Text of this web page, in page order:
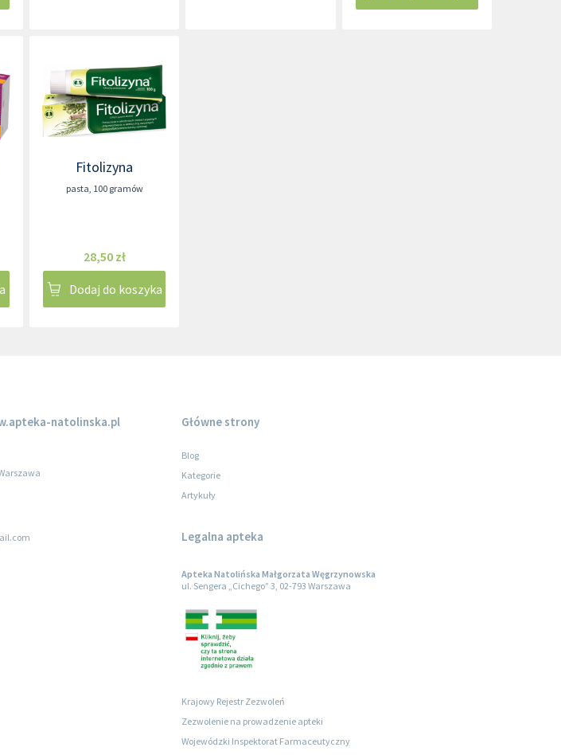
Fitolizyna
pasta, 100 gramów
28,50 zł
Dodaj do koszyka
natolinska.pl Główne strony
Blog
Kategorie
Artykuły
Legalna apteka
Apteka Natolińska Małgorzata Węgrzynowska
ul. Sengera „Cichego” 3, 02-793 Warszawa
Krajowy Rejestr Zezwoleń
Zezwolenie na prowadzenie apteki
Wojewódzki Inspektorat Farmaceutyczny